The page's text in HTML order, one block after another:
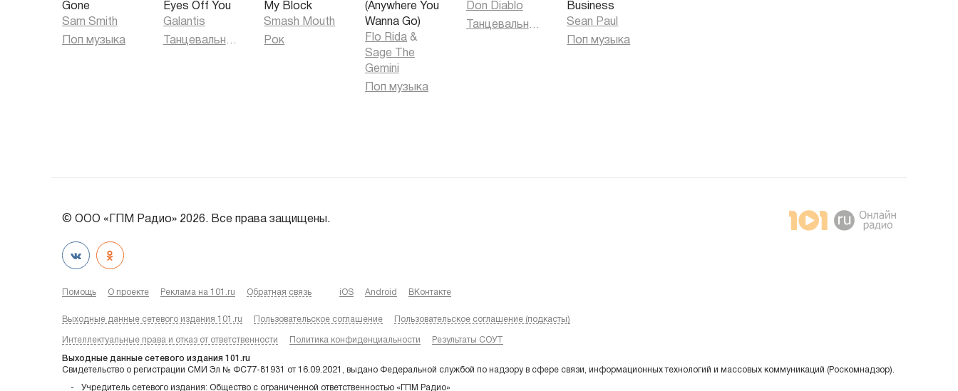
Gone
Sam Smith
Поп музыка
Eyes Off You
Galantis
Танцевальная музыка
My Block
Smash Mouth
Рок
(Anywhere You
Wanna Go)
Flo Rida &
Sage The
Gemini
Поп музыка
Don Diablo
Танцевальная музыка
Business
Sean Paul
Поп музыка
© ООО «ГПМ Радио» 2026. Все права защищены.
Помощь О проекте Реклама на 101.ru Обратная связь iOS Android ВКонтакте
Выходные данные сетевого издания 101.ru Пользовательское соглашение Пользовательское соглашение (подкасты)
Интеллектуальные права и отказ от ответственности Политика конфиденциальности Результаты СОУТ
Выходные данные сетевого издания 101.ru
Свидетельство о регистрации СМИ Эл № ФС77-81931 от 16.09.2021, выдано Федеральной службой по надзору в сфере связи, информационных технологий и массовых коммуникаций (Роскомнадзор).
Учредитель сетевого издания: Общество с ограниченной ответственностью «ГПМ Радио»